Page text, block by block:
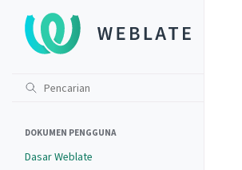
DOKUMEN PENGGUNA
Dasar Weblate